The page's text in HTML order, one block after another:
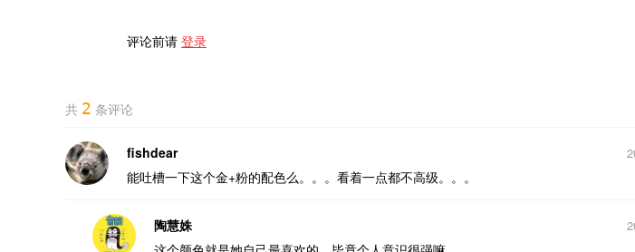
评论前请 登录
共 2 条评论
fishdear
能吐槽一下这个金+粉的配色么。。。看着一点都不高级。。。
陶慧姝